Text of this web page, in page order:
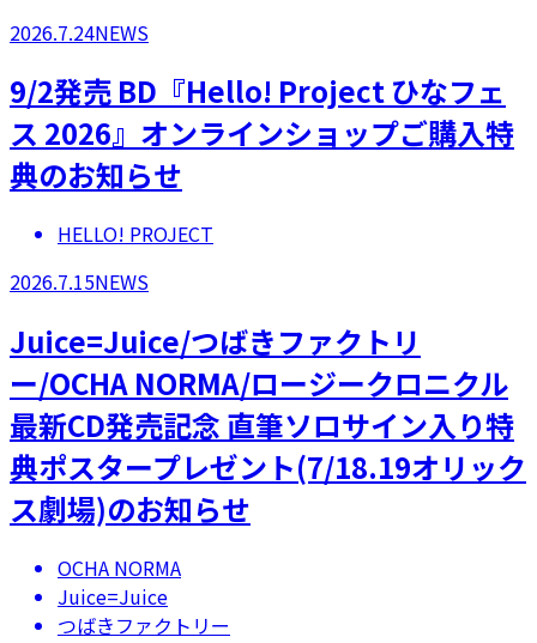
2026.7.24NEWS
9/2発売 BD『Hello! Project ひなフェ
ス 2026』オンラインショップご購入特
典のお知らせ
HELLO! PROJECT
2026.7.15NEWS
Juice=Juice/つばきファクトリ
ー/OCHA NORMA/ロージークロニクル
最新CD発売記念 直筆ソロサイン入り特
典ポスタープレゼント(7/18.19オリック
ス劇場)のお知らせ
OCHA NORMA
Juice=Juice
つばきファクトリー